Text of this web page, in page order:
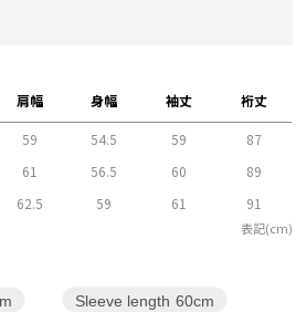
肩幅 身幅 袖丈 裄丈
59 54.5 59
87
61 56.5 60
89
62.5 59 61 91
表記(cm)
Sleeve length 60cm